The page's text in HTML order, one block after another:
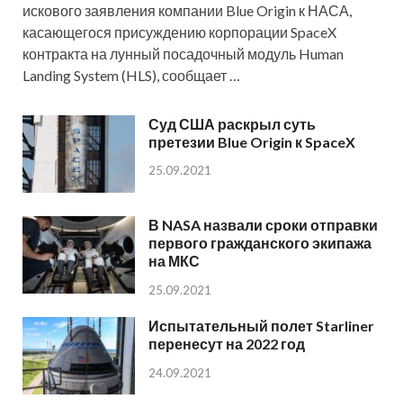
искового заявления компании Blue Origin к НАСА,
касающегося присуждению корпорации SpaceX
контракта на лунный посадочный модуль Human
Landing System (HLS), сообщает …
Суд США раскрыл суть
претезии Blue Origin к SpaceX
25.09.2021
В NASA назвали сроки отправки
первого гражданского экипажа
на МКС
25.09.2021
Испытательный полет Starliner
перенесут на 2022 год
24.09.2021